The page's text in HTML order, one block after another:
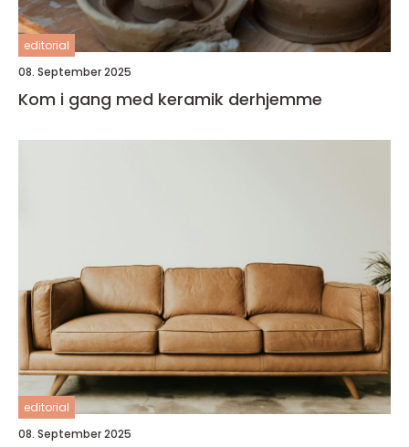
editorial
08. September 2025
Kom i gang med keramik derhjemme
editorial
08. September 2025